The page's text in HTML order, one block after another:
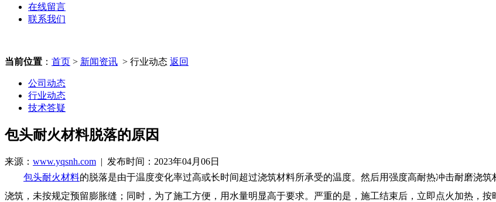
在线留言
联系我们
当前位置 ： 首页 > 新闻资讯 > 行业动态 返回
公司动态
行业动态
技术答疑
包头耐火材料脱落的原因
来源： www.yqsnh.com | 发布时间：2023年04月06日
包头耐火材料的脱落是由于温度变化率过高或长时间超过浇筑材料所承受的温度。然后用强度高耐热冲击耐磨浇
浇筑，未按规定预留膨胀缝；同时，为了施工方便，用水量明显高于要求。严重的是，施工结束后，立即点火加热，